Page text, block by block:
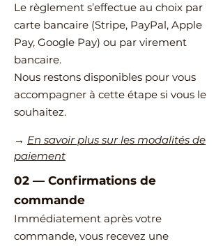
Le règlement s’effectue au choix par
carte bancaire (Stripe, PayPal, Apple
Pay, Google Pay) ou par virement
bancaire.
Nous restons disponibles pour vous
accompagner à cette étape si vous le
souhaitez.
→ En savoir plus sur les modalités de
paiement
02 — ​Confirmations de
commande
Immédiatement après votre
commande, vous recevez une